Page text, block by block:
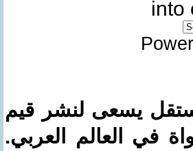
into
يسعى لنشر قيم
في العالم العربي.